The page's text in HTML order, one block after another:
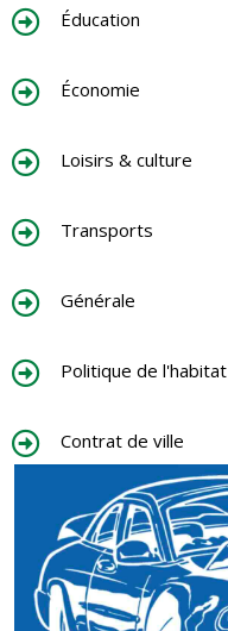
Éducation
Économie
Loisirs & culture
Transports
Générale
Politique de l'habitat
Contrat de ville